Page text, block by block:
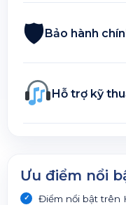
🛡Bảo hành
Hỗ trợ kỹ
Ưu điểm nổi
Điểm nổi bật trên